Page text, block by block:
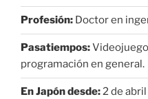
Profesión: Doctor en
Pasatiempos:
programación en general.
En Japón desde:2 de